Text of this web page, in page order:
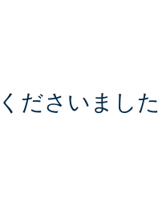
ださいました